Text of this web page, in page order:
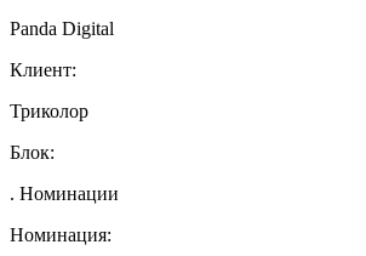
Panda Digital
Клиент:
Триколор
Блок:
. Номинации
Номинация: